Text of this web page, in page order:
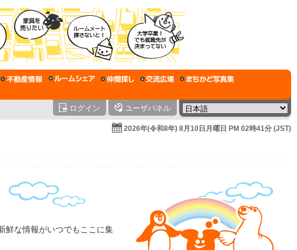
ログイン ユーザパネル
2026年(令和8年) 8月10日月曜日 PM 02時41分 (JST)
鮮な情報がいつでもここに集